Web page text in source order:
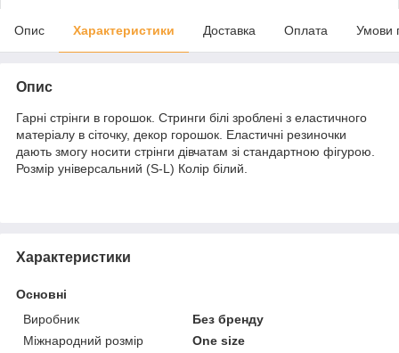
Опис Характеристики Доставка Оплата Умови
Опис
Гарні стрінги в горошок. Стринги білі зроблені з еластичного
матеріалу в сіточку, декор горошок. Еластичні резиночки
дають змогу носити стрінги дівчатам зі стандартною фігурою.
Розмір універсальний (S-L) Колір білий.
Характеристики
Основні
Виробник
Без бренду
Міжнародний розмір
One size